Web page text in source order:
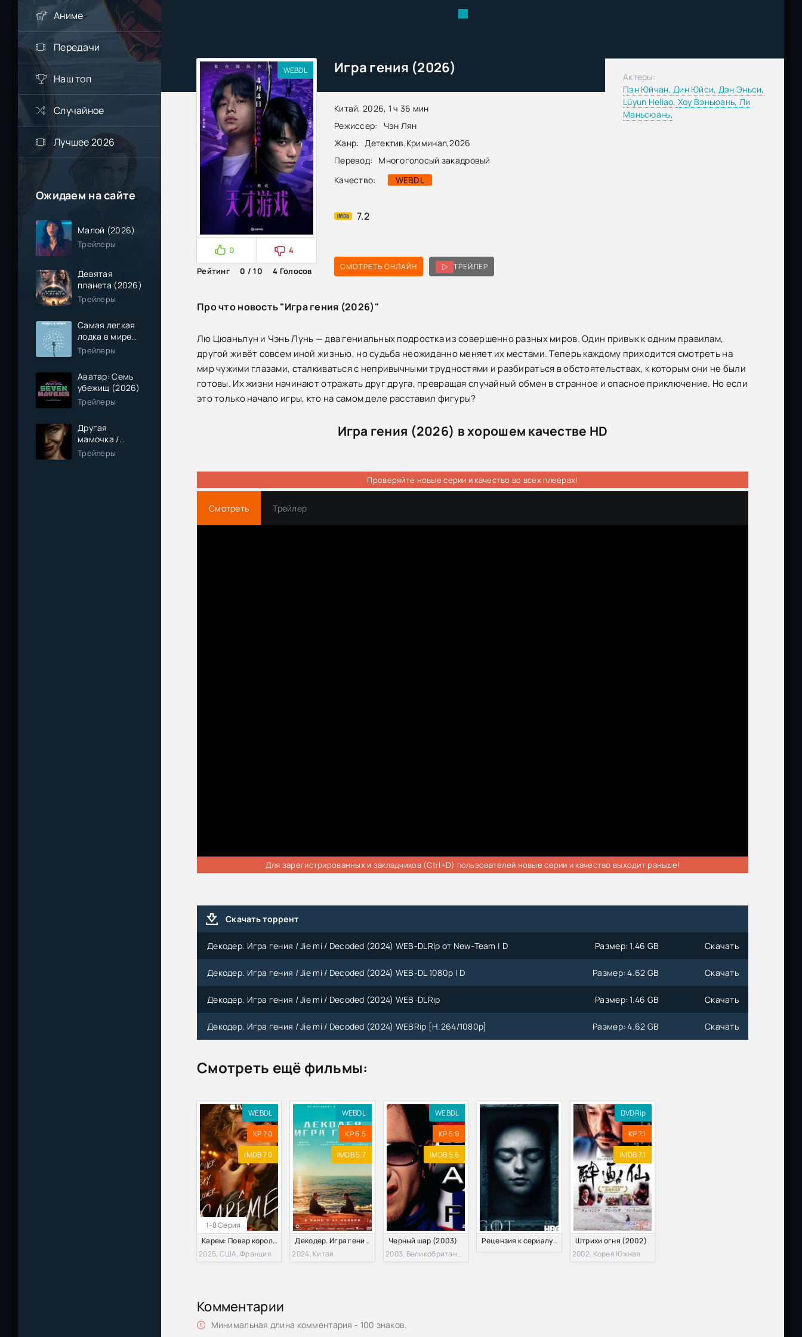
Аниме
Передачи
Наш топ
Случайное
Лучшее 2026
Ожидаем на сайте
Малой (2026)
Трейлеры
Девятая
планета (2026)
Трейлеры
Самая легкая
лодка в мире
(2026)
Трейлеры
Аватар: Семь
убежищ (2026)
Трейлеры
Другая
мамочка /
Чужая мама
(2026)
Трейлеры
Игра гения (2026)
Китай, 2026, 1 ч 36 мин
Режиссер:
Чэн Лян
Жанр:
Детектив,Криминал,2026
Перевод:
Многоголосый закадровый
Качество:
WEBDL
7.2
WEBDL
0
4
Рейтинг
0 / 10 4 Голосов СМОТРЕТЬ ОНЛАЙН ТРЕЙЛЕР
Актеры:
Пэн Юйчан,Дин Юйси, Дэн Эньси,
Lüyun Heliao, Хоу Вэньюань, Ли
Маньсюань,
Про что новость "Игра гения (2026)"
Лю Цюаньлун и Чэнь Лунь — два гениальных подростка из совершенно разных миров. Один привык к одним правилам,
другой живёт совсем иной жизнью, но судьба неожиданно меняет их местами. Теперь каждому приходится смотреть на
мир чужими глазами, сталкиваться с непривычными трудностями и разбираться в обстоятельствах, к которым они не были
готовы. Их жизни начинают отражать друг друга, превращая случайный обмен в странное и опасное приключение. Но если
это только начало игры, кто на самом деле расставил фигуры?
Игра гения (2026) в хорошем качестве HD
Проверяйте новые серии и качество во всех плеерах!
Смотреть Трейлер
Для зарегистрированных и закладчиков (Ctrl+D) пользователей новые серии и качество выходит раньше!
Скачать торрент
Декодер. Игра гения / Jie mi / Decoded (2024) WEB-DLRip от New-Team | D Размер: 1.46 GB Скачать
Декодер. Игра гения / Jie mi / Decoded (2024) WEB-DL 1080p | D Размер: 4.62 GB Скачать
Декодер. Игра гения / Jie mi / Decoded (2024) WEB-DLRip Размер: 1.46 GB Скачать
Декодер. Игра гения / Jie mi / Decoded (2024) WEBRip [H.264/1080p] Размер: 4.62 GB Скачать
Смотреть ещё фильмы:
1-8 Серия
WEBDL
KP 7.0
IMDB 7.0
Карем: Повар королей (2025)
2025, США, Франция
WEBDL
KP 6.5
IMDB 5.7
Декодер. Игра гения (2024)
2024, Китай
WEBDL
KP 5.9
IMDB 5.6
Черный шар (2003)
2003, Великобритания
Рецензия к сериалу "Игра престолов" 6 Сезон
DVDRip
KP 7.1
IMDB 7.1
Штрихи огня (2002)
2002, Корея Южная
Комментарии
Минимальная длина комментария - 100 знаков.